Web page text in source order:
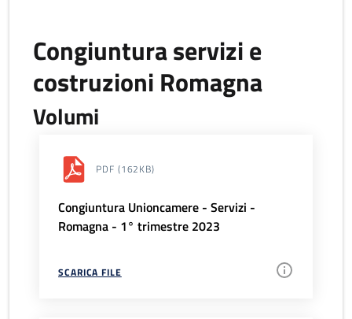
Congiuntura servizi e
costruzioni Romagna
Volumi
PDF (162KB)
Congiuntura Unioncamere - Servizi -
Romagna - 1° trimestre 2023
SCARICA FILE